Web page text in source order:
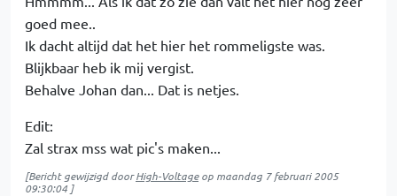
goed mee..
Ik dacht altijd dat het hier het rommeligste was.
Blijkbaar heb ik mij vergist.
Behalve Johan dan... Dat is netjes.
Edit:
Zal strax mss wat pic's maken...
[Bericht gewijzigd doorHigh-Voltageop maandag 7 februari 2005
09:30:04 ]